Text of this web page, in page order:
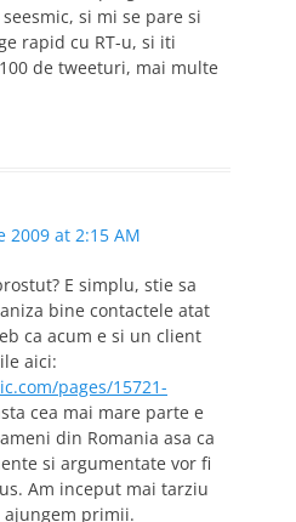
si mi se pare si
rapid cu RT-u, si iti
de tweeturi, mai multe
2009 at 2:15 AM
E simplu, stie sa
bine contactele atat
ca acum e si un client
aici:
pages/15721-
cea mai mare parte e
din Romania asa ca
si argumentate vor fi
Am inceput mai tarziu
primii.